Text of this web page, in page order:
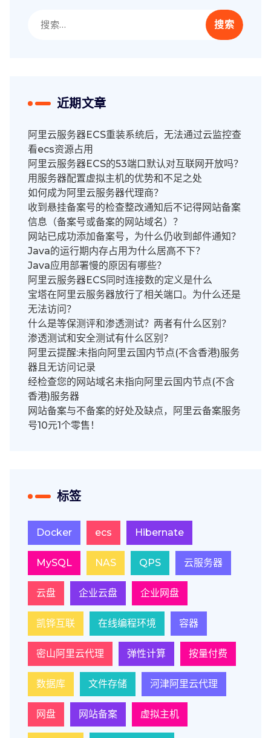
索：
近期文章
阿里云服务器ECS重装系统后，无法通过云监控查
看ecs资源占用
阿里云服务器ECS的53端口默认对互联网开放吗？
用服务器配置虚拟主机的优势和不足之处
如何成为阿里云服务器代理商？
收到悬挂备案号的检查整改通知后不记得网站备案
信息（备案号或备案的网站域名）？
网站已成功添加备案号，为什么仍收到邮件通知？
Java的运行期内存占用为什么居高不下？
Java应用部署慢的原因有哪些？
阿里云服务器ECS同时连接数的定义是什么
宝塔在阿里云服务器放行了相关端口。为什么还是
无法访问？
什么是等保测评和渗透测试？两者有什么区别？
渗透测试和安全测试有什么区别？
阿里云提醒:未指向阿里云国内节点(不含香港)服务
器且无访问记录
经检查您的网站域名未指向阿里云国内节点(不含
香港)服务器
网站备案与不备案的好处及缺点，阿里云备案服务
号10元1个零售！
标签
Docker ecs Hibernate
MySQL NAS QPS 云服务器
云盘 企业云盘 企业网盘
凯铧互联 在线编程环境 容器
密山阿里云代理 弹性计算 按量付费
数据库 文件存储 河津阿里云代理
网盘 网站备案 虚拟主机